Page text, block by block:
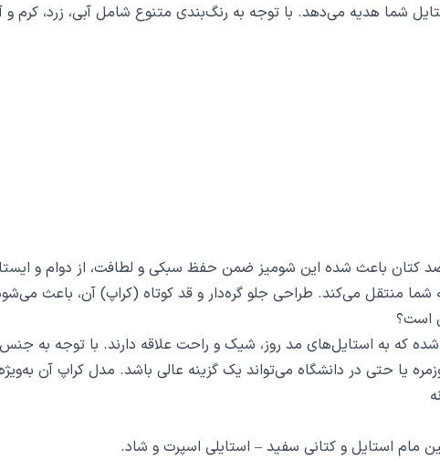
شما هدیه می‌دهد. با توجه به رنگ‌بندی متنوع شامل آبی، زرد، کرم
65 درصد پلی‌استر و 35 درصد کتان باعث شده این شومیز ضمن حفظ سبکی و
منتقل می‌کند. طراحی جلو گره‌دار و قد کوتاه (کراپ) آن، باعث
است؟
که به استایل‌های مد روز، شیک و راحت علاقه دارند. با توجه به
یا حتی در دانشگاه می‌تواند یک گزینه عالی باشد. مدل کراپ آن
مام استایل و کتانی سفید – استایلی اسپرت و شاد.